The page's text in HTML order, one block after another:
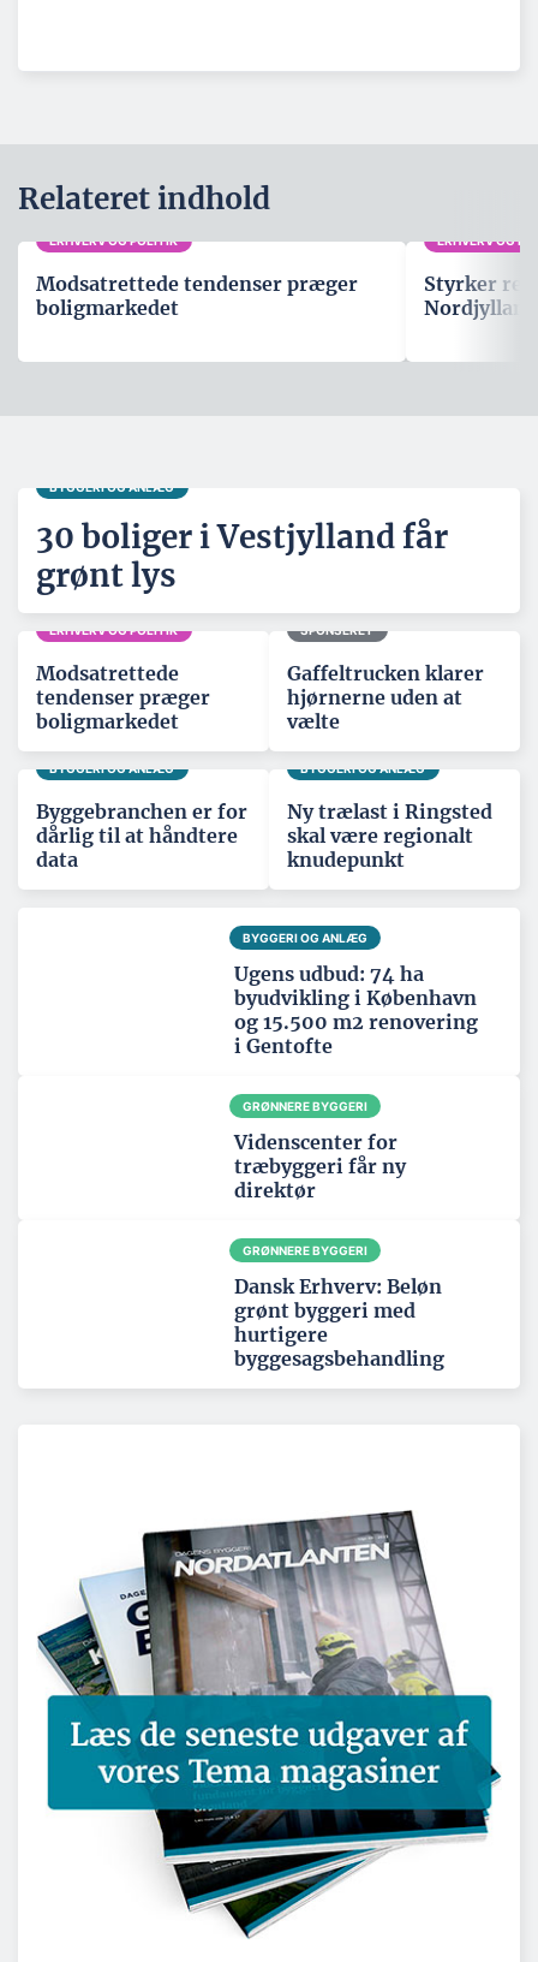
Relateret indhold
ERHVERV OG POLITIK
Modsatrettede tendenser præger
boligmarkedet
ERHVERV OG
Styrker
Nordjylland
BYGGERI OG ANLÆG
30 boliger i Vestjylland får
grønt lys
ERHVERV OG POLITIK
Modsatrettede
tendenser præger
boligmarkedet
SPONSERET
Gaffeltrucken klarer
hjørnerne uden at
vælte
BYGGERI OG ANLÆG
Byggebranchen er for
dårlig til at håndtere
data
BYGGERI OG ANLÆG
Ny trælast i Ringsted
skal være regionalt
knudepunkt
BYGGERI OG ANLÆG
Ugens udbud: 74 ha
byudvikling i København
og 15.500 m2 renovering
i Gentofte
GRØNNERE BYGGERI
Videnscenter for
træbyggeri får ny
direktør
GRØNNERE BYGGERI
Dansk Erhverv: Beløn
grønt byggeri med
hurtigere
byggesagsbehandling